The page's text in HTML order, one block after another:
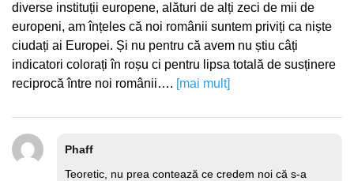
diverse instituții europene, alături de alți zeci de mii de
europeni, am înțeles că noi românii suntem priviți ca niște
ciudați ai Europei. Și nu pentru că avem nu știu câți
indicatori colorați în roșu ci pentru lipsa totală de susținere
reciprocă între noi românii…. [mai mult]
Phaff
Teoretic, nu prea contează ce credem noi că s-a